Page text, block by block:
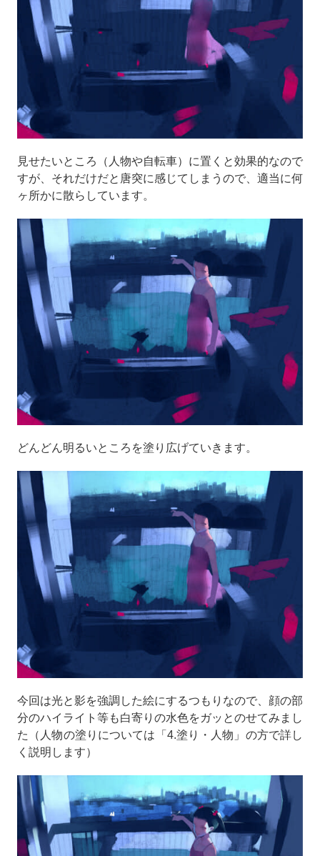
見せたいところ（人物や自転車）に置くと効果的なので
すが、それだけだと唐突に感じてしまうので、適当に何
ヶ所かに散らしています。
どんどん明るいところを塗り広げていきます。
今回は光と影を強調した絵にするつもりなので、顔の部
分のハイライト等も白寄りの水色をガッとのせてみまし
た（人物の塗りについては「4.塗り・人物」の方で詳し
く説明します）